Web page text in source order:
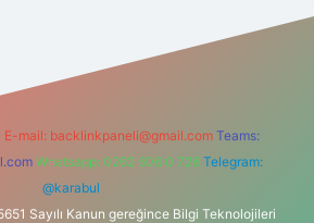
E-mail: backlinkpaneli@gmail.com Teams:
Whatsapp: 0262 606 0 726 Telegram:
@karabul
Sayılı Kanun gereğince Bilgi Teknolojileri